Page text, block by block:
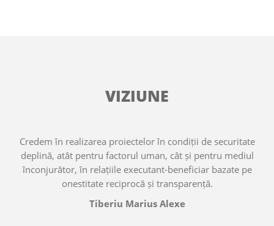
VIZIUNE
Credem în realizarea proiectelor în condiții de securitate
deplină, atât pentru factorul uman, cât și pentru mediul
înconjurător, în relațiile executant-beneficiar bazate pe
onestitate reciprocă și transparență.
Tiberiu Marius Alexe